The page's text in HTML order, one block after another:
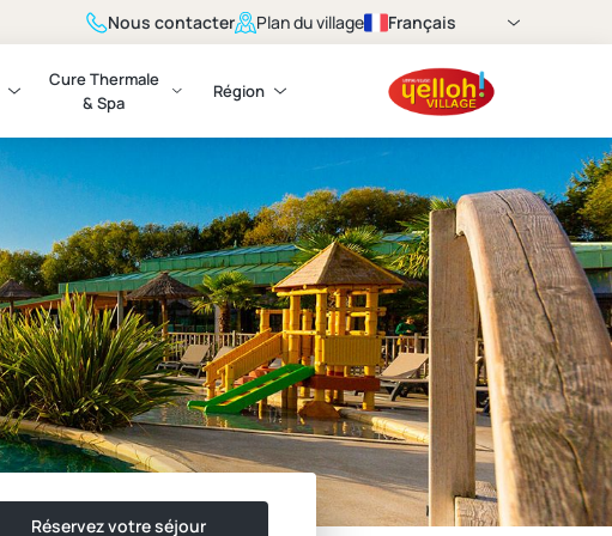
Nous contacter Plan du village Français
Cure Thermale
& Spa
Région
Réservez votre séjour